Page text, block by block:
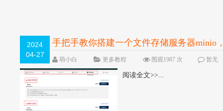
2024
04-27
手把手教你搭建一个文件存储服务器minio
萌小白 更多教程 围观1987 次 暂无
阅读全文>>...